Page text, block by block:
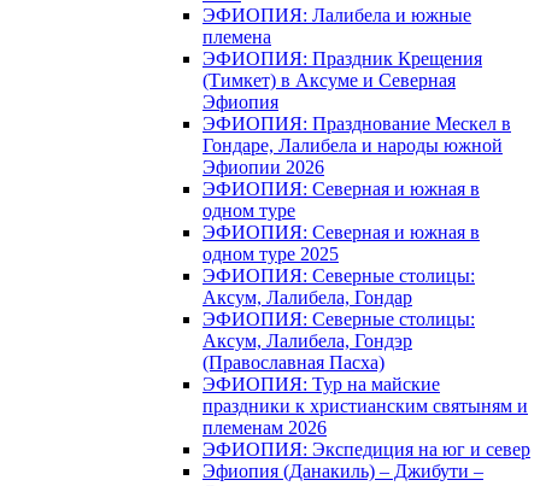
ЭФИОПИЯ: Лалибела и южные
племена
ЭФИОПИЯ: Праздник Крещения
(Тимкет) в Аксуме и Северная
Эфиопия
ЭФИОПИЯ: Празднование Мескел в
Гондаре, Лалибела и народы южной
Эфиопии 2026
ЭФИОПИЯ: Северная и южная в
одном туре
ЭФИОПИЯ: Северная и южная в
одном туре 2025
ЭФИОПИЯ: Северные столицы:
Аксум, Лалибела, Гондар
ЭФИОПИЯ: Северные столицы:
Аксум, Лалибела, Гондэр
(Православная Пасха)
ЭФИОПИЯ: Тур на майские
праздники к христианским святыням и
племенам 2026
ЭФИОПИЯ: Экспедиция на юг и север
Эфиопия (Данакиль) – Джибути –